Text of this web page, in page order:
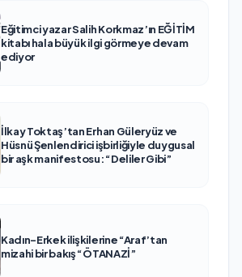
Eğitimci yazar Salih Korkmaz’ın EĞİTİM
kitabı hala büyük ilgi görmeye devam
ediyor
İlkay Toktaş’tan Erhan Güleryüz ve
Hüsnü Şenlendirici işbirliğiyle duygusal
bir aşk manifestosu: “Deliler Gibi”
Kadın-Erkek ilişkilerine “Araf’tan
mizahi bir bakış “ÖTANAZİ”